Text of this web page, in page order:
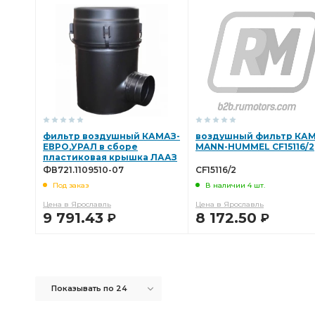
фильтр воздушный КАМАЗ-
ЕВРО,УРАЛ в сборе
пластиковая крышка ЛААЗ
ФВ721.1109510-07
ФВ721.1109510-07
Под заказ
Цена в Ярославль
9 791.43 Р
воздушный фильтр
MANN-HUMMEL CF15116/2
CF15116/2
В наличии 4 шт.
Цена в Ярославль
8 172.50 Р
Показывать по 24